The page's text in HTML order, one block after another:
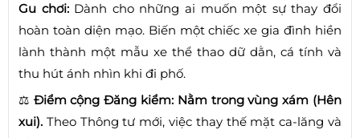
Gu chơi:Dành cho những ai muốn một sự thay đổi
hoàn toàn diện mạo. Biến một chiếc xe gia đình hiền
lành thành một mẫu xe thể thao dữ dằn, cá tính và
thu hút ánh nhìn khi đi phố.
⚖️ Điểm cộng Đăng kiểm: Nằm trong vùng xám (Hên
xui). Theo Thông tư mới, việc thay thế mặt ca-lăng và